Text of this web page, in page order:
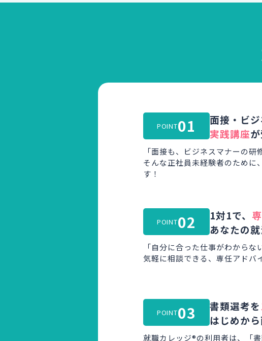
POINT01
面接・ビ
実践講座
「面接も、ビジネスマナーの研
そんな正社員未経験者のために
す！
POINT02 1対1で、
あなたの
「自分に合った仕事がわからな
気軽に相談できる、専任アドバ
POINT03 書類選考を
はじめか
就職カレッジ®の利用者は、「